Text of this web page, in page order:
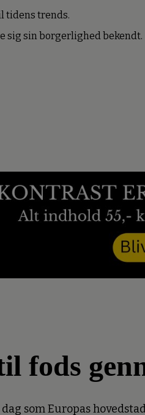
tidens trends.
sig sin borgerlighed bekendt.
fods
som Europas